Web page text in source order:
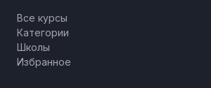
Все курсы
Категории
Школы
Избранное